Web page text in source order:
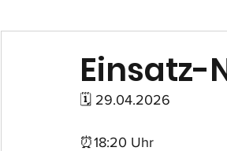
Einsatz-
🗓 29.04.2026
⏰18:20 Uhr